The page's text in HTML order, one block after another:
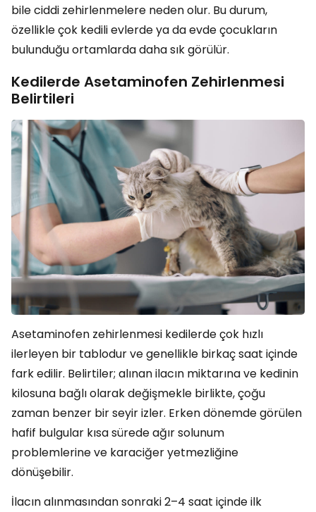
bile ciddi zehirlenmelere neden olur. Bu durum,
özellikle çok kedili evlerde ya da evde çocukların
bulunduğu ortamlarda daha sık görülür.
Kedilerde Asetaminofen Zehirlenmesi
Belirtileri
Asetaminofen zehirlenmesi kedilerde çok hızlı
ilerleyen bir tablodur ve genellikle birkaç saat içinde
fark edilir. Belirtiler; alınan ilacın miktarına ve kedinin
kilosuna bağlı olarak değişmekle birlikte, çoğu
zaman benzer bir seyir izler. Erken dönemde görülen
hafif bulgular kısa sürede ağır solunum
problemlerine ve karaciğer yetmezliğine
dönüşebilir.
İlacın alınmasından sonraki 2–4 saat içinde ilk